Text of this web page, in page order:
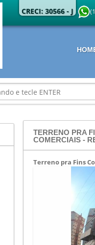
CRECI: 30566 - J
TERRENO PRA
COMERCIAIS -
Terreno pra Fins